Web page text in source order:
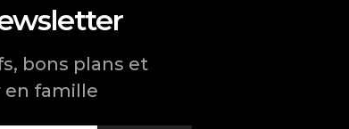
bons plans et
en famille